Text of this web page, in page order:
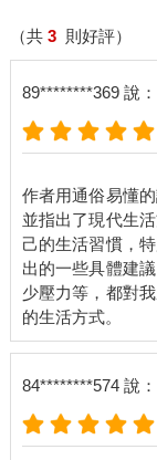
為區別有氧運動和
不產生乳酸的第二
近幾年很流行把運
1） 到相當激烈的
近在歐美和台灣運
號稱是提高粒線體
何？
有一種很籠統的說
低強度的運動可以
那麼武斷，但的確
常活動，因為太輕
方健走、慢跑、騎
不要太快，運動的
氧呼吸，卻又不會
如果持續在這種不
線體，提高產能，
（共 3 則好評）
89********369 說：
作者用通俗易懂
並指出了現代生
己的生活習慣，
出的一些具體建
少壓力等，都對
84********574 說：